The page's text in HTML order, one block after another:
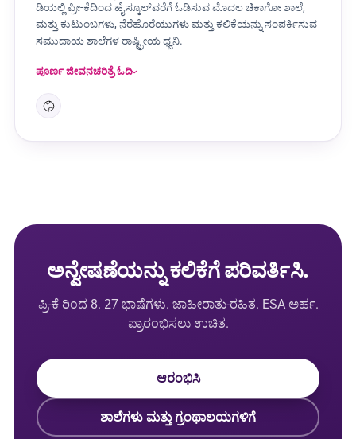
ಡಿಯಲ್ಲಿ ಪ್ರೀ-ಕೆದಿಂದ ಹೈಸ್ಕೂಲ್‌ವರೆಗೆ ಓಡಿಸುವ ಮೊದಲ ಚಿಕಾಗೋ ಶಾಲೆ,
ಮತ್ತು ಕುಟುಂಬಗಳು, ನೆರೆಹೊರೆಯುಗಳು ಮತ್ತು ಕಲಿಕೆಯನ್ನು ಸಂಪರ್ಕಿಸುವ
ಸಮುದಾಯ ಶಾಲೆಗಳ ರಾಷ್ಟ್ರೀಯ ಧ್ವನಿ.
ಪೂರ್ಣ ಜೀವನಚರಿತ್ರೆ ಓದಿ
ಅನ್ವೇಷಣೆಯನ್ನು ಕಲಿಕೆಗೆ ಪರಿವರ್ತಿಸಿ.
ಪ್ರಿ-ಕೆ ರಿಂದ 8. 27 ಭಾಷೆಗಳು. ಜಾಹೀರಾತು-ರಹಿತ. ESA ಅರ್ಹ.
ಪ್ರಾರಂಭಿಸಲು ಉಚಿತ.
ಆರಂಭಿಸಿ
ಶಾಲೆಗಳು ಮತ್ತು ಗ್ರಂಥಾಲಯಗಳಿಗೆ